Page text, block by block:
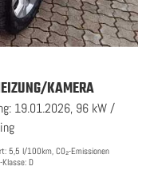
KAMERA
19.01.2026, 96 kW /
5,5 l/100km, CO₂-Emissionen
D